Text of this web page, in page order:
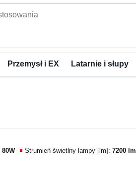
Przemysł i EX Latarnie i słupy
80W Strumień świetlny lampy [lm]: 7200 lm